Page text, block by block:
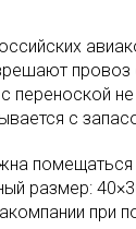
провоз
переноской
с
помещаться
размер:
при